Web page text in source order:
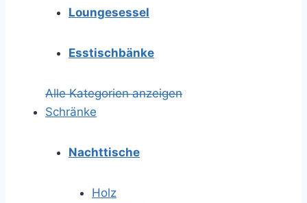
Loungesessel
Esstischbänke
Alle Kategorien anzeigen
Schränke
Nachttische
Holz